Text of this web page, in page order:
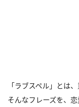
「ラブスペル」とは
そんなフレーズを、